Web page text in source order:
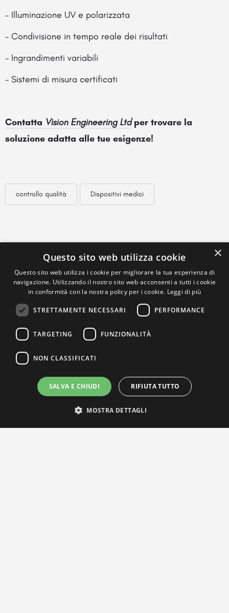
– Illuminazione UV e polarizzata
– Condivisione in tempo reale dei risultati
– Ingrandimenti variabili
– Sistemi di misura certificati
Contatta Vision Engineering Ltdper trovare la
soluzione adatta alle tue esigenze!
controllo qualità Dispositivi medici
×
Questo sito web utilizza cookie
Questo sito web utilizza i cookie per migliorare la tua esperienza di
navigazione. Utilizzando il nostro sito web acconsenti a tutti i cookie
in conformità con la nostra policy per i cookie. Leggi di più
STRETTAMENTE NECESSARI PERFORMANCE
TARGETING FUNZIONALITÀ
NON CLASSIFICATI
SALVA E CHIUDI RIFIUTA TUTTO
MOSTRA DETTAGLI